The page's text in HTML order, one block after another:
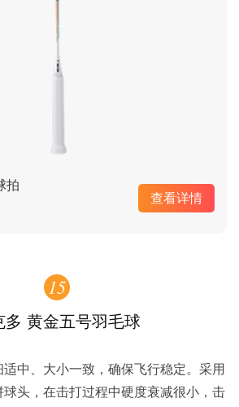
拍
查看详情
15
多 黄金五号羽毛球
中、大小一致，确保飞行稳定。采用
头，在击打过程中硬度衰减很小，击